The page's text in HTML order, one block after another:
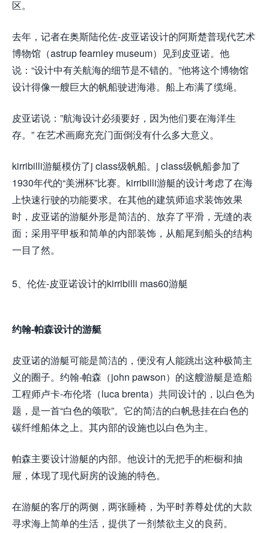
区。
去年，记者在奥斯陆伦佐-皮亚诺设计的阿斯楚普现代艺术
博物馆（astrup fearnley museum）见到皮亚诺。他
说：“设计中有关航海的细节是不错的。”他将这个博物馆
设计得像一艘巨大的帆船驶进海港。船上布满了缆绳。
皮亚诺说：”航海设计必须要好，因为他们要在海洋生
存。” 在艺术画廊充充门面倒没有什么多大意义。
kirribilli游艇模仿了j class级帆船。j class级帆船参加了
1930年代的“美洲杯”比赛。kirribilli游艇的设计考虑了在海
上快速行驶的功能要求。在其他的建筑师追求装饰效果
时，皮亚诺的游艇外形是简洁的、放弃了平滑，无缝的表
面；采用平甲板和简单的内部装饰，从船尾到船头的结构
一目了然。
5、伦佐-皮亚诺设计的kirribilli mas60游艇
约翰-帕森设计的游艇
皮亚诺的游艇可能是简洁的，便没有人能跳出这种极简主
义的圈子。约翰-帕森（john pawson）的这艘游艇是造船
工程师卢卡-布伦塔（luca brenta）共同设计的，以白色为
题，是一首“白色的颂歌”。它的简洁的白帆悬挂在白色的
碳纤维船体之上。其内部的设施也以白色为主。
帕森主要设计游艇的内部。他设计的无把手的柜橱和抽
屉，体现了现代厨房的设施的特色。
在游艇的客厅的两侧，两张睡椅，为平时养尊处优的大款
寻求海上简单的生活，提供了一剂禁欲主义的良药。